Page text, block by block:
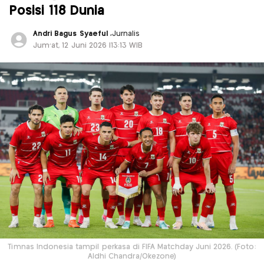
Posisi 118 Dunia
Andri Bagus Syaeful ,Jurnalis
Jum'at, 12 Juni 2026 |13:13 WIB
Timnas Indonesia tampil perkasa di FIFA Matchday Juni 2026. (Foto:
Aldhi Chandra/Okezone)